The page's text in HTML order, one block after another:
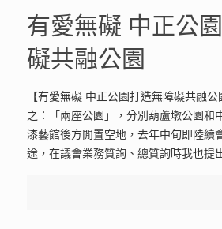
有愛無礙 中正公
礙共融公園
【有愛無礙 中正公園打造無障礙共融
之：「兩座公園」，分別葫蘆墩公園和
漆藝館後方閒置空地，去年中旬即陸續
途，在議會業務質詢、總質詢時我也提